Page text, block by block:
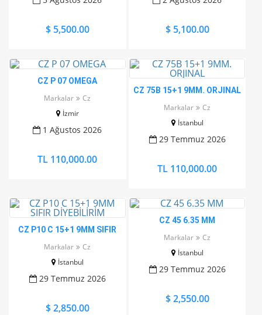
$ 5,500.00 $ 5,100.00
CZ P 07 OMEGA
Markalar
Cz
İzmir
1 Ağustos 2026
TL 110,000.00
CZ 75B 15+1 9MM. ORJINAL
Markalar
Cz
İstanbul
29 Temmuz 2026
TL 110,000.00
CZ P10 C 15+1 9MM SIFIR
Markalar
Cz
İstanbul
29 Temmuz 2026
$ 2,850.00
CZ 45 6.35 MM
Markalar
Cz
İstanbul
29 Temmuz 2026
$ 2,550.00